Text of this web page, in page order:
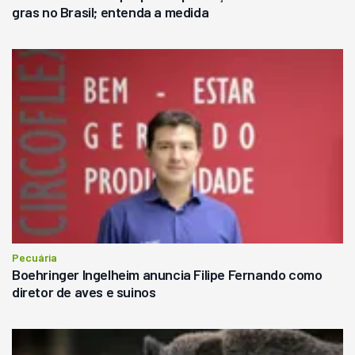
gras no Brasil; entenda a medida
Pecuária
Boehringer Ingelheim anuncia Filipe Fernando como
diretor de aves e suinos